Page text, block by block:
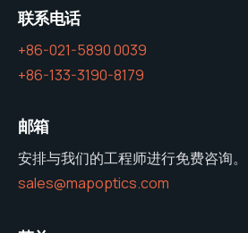
联系电话
+86-021-5890 0039
+86-133-3190-8179
邮箱
安排与我们的工程师进行免费咨询。
sales@mapoptics.com